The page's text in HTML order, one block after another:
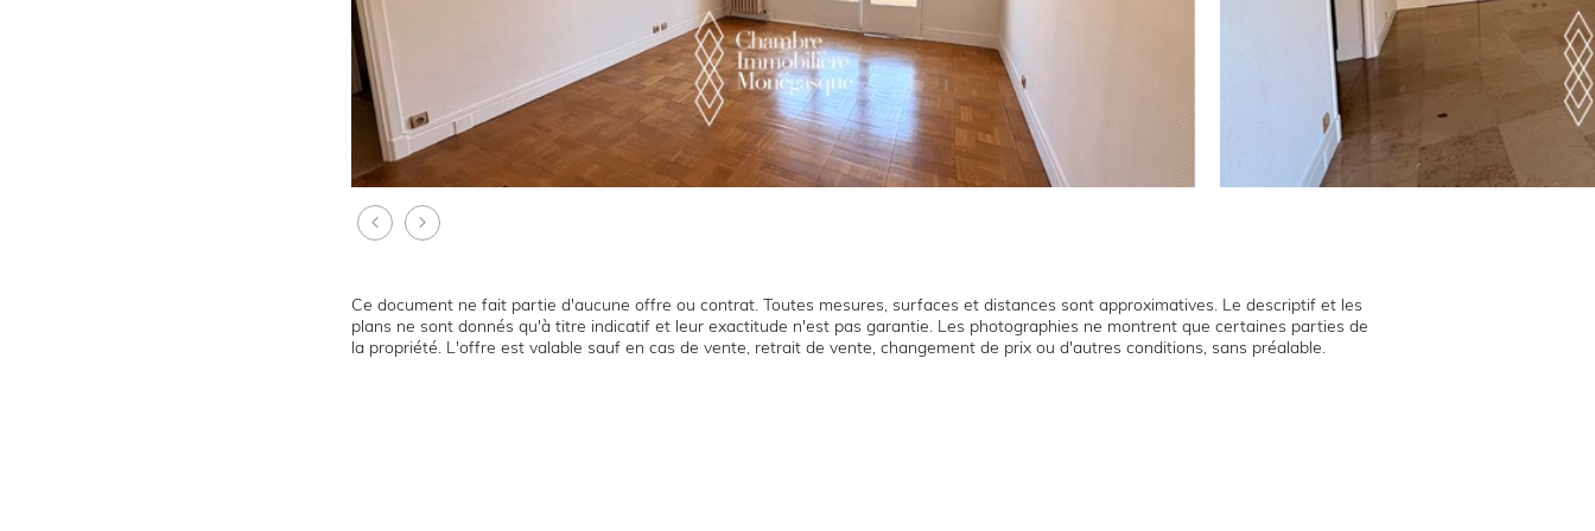
Ce document ne fait partie d'aucune offre ou contrat. Toutes mesures, surfaces et distances sont approximatives. Le descriptif et les
plans ne sont donnés qu'à titre indicatif et leur exactitude n'est pas garantie. Les photographies ne montrent que certaines parties de
la propriété. L'offre est valable sauf en cas de vente, retrait de vente, changement de prix ou d'autres conditions, sans préalable.